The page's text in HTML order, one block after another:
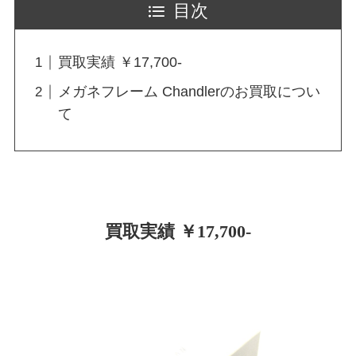
目次
買取実績 ￥17,700-
メガネフレーム Chandlerのお買取につい
て
買取実績 ￥17,700-